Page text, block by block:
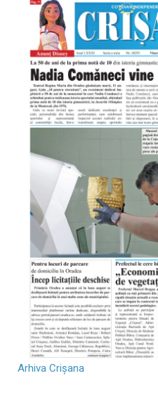
Arhiva Crișana